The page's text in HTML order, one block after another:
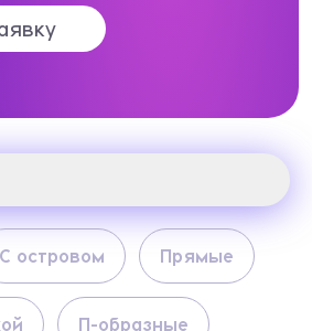
С островом Прямые
П-образные
и предпочтения
на
данных
условия политики